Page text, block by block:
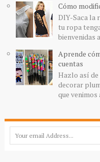
Cómo
DIY-Saca la
tu ropa
bienvenidas
Aprende
cuentas
Hazlo así
decorar
que